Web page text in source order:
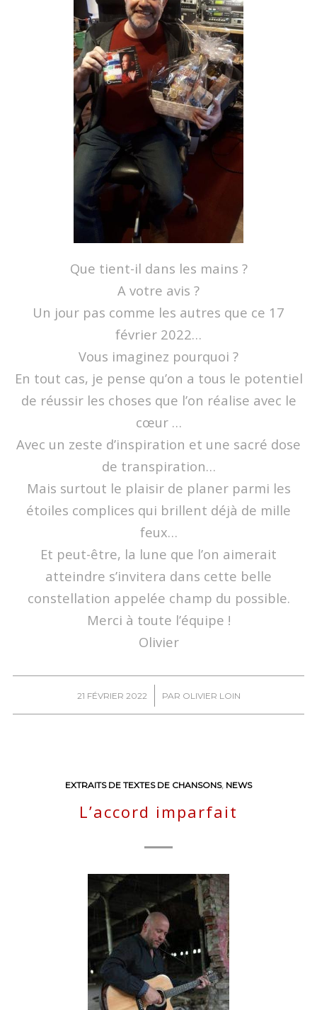
Que tient-il dans les mains ?
A votre avis ?
Un jour pas comme les autres que ce 17
février 2022…
Vous imaginez pourquoi ?
En tout cas, je pense qu’on a tous le potentiel
de réussir les choses que l’on réalise avec le
cœur …
Avec un zeste d’inspiration et une sacré dose
de transpiration…
Mais surtout le plaisir de planer parmi les
étoiles complices qui brillent déjà de mille
feux…
Et peut-être, la lune que l’on aimerait
atteindre s’invitera dans cette belle
constellation appelée champ du possible.
Merci à toute l’équipe !
Olivier
21 FÉVRIER 2022
/ PAR OLIVIER LOIN
EXTRAITS DE TEXTES DE CHANSONS, NEWS
L’accord imparfait